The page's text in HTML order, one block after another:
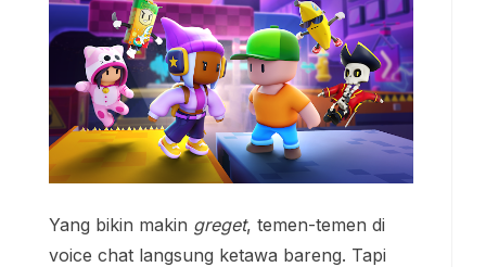
Yang bikin makin greget, temen-temen di
voice chat langsung ketawa bareng. Tapi